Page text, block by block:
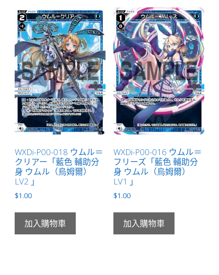
WXDi-P00-018 ウムル＝
クリアー「藍色 輔助分
身 ウムル（烏姆爾）
LV2 」
$1.00
加入購物車
WXDi-P00-016 ウムル＝
フリーズ「藍色 輔助分
身 ウムル（烏姆爾）
LV1 」
$1.00
加入購物車